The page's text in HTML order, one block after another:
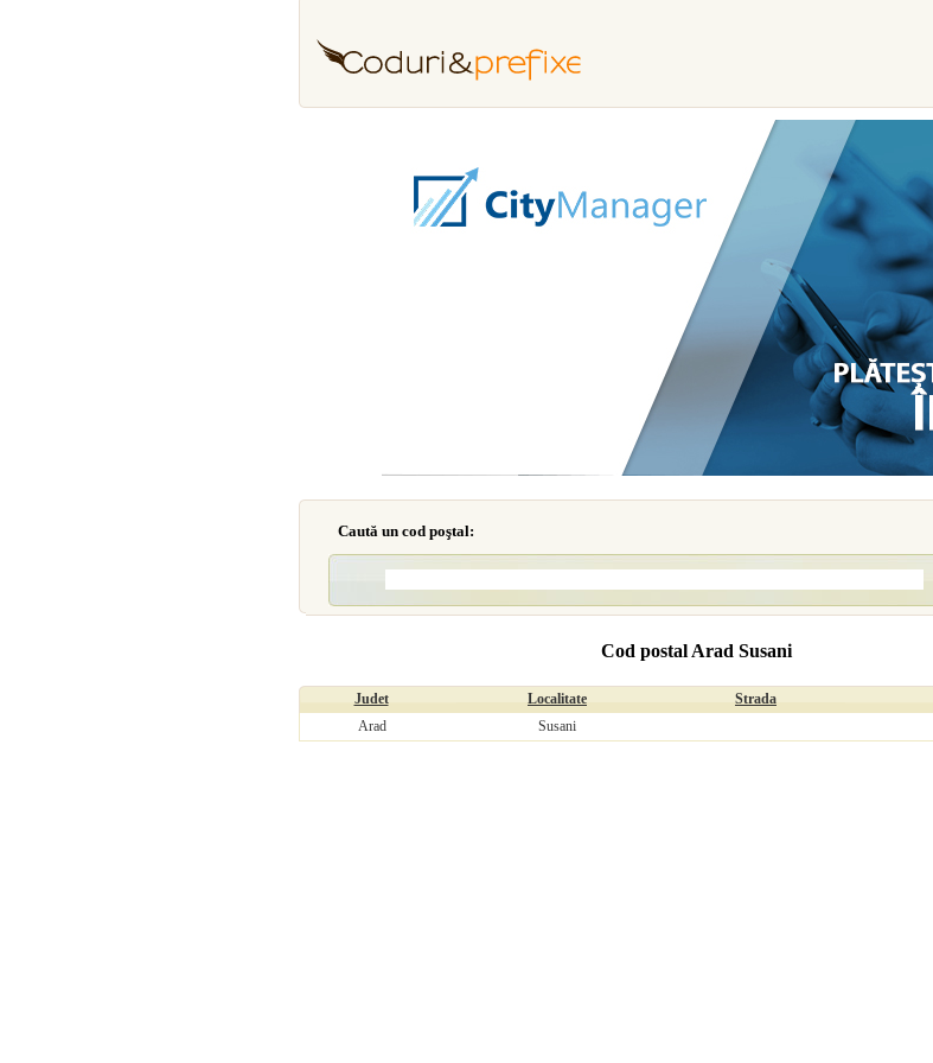
Caută un cod poştal:
Cod postal Arad Susani
Judet Localitate Strada
Arad
Susani